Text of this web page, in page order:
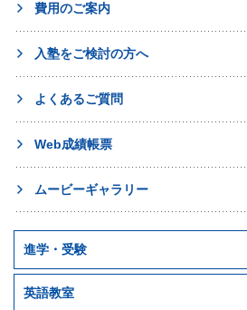
費用のご案内
入塾をご検討の方へ
よくあるご質問
Web成績帳票
ムービーギャラリー
進学・受験
英語教室